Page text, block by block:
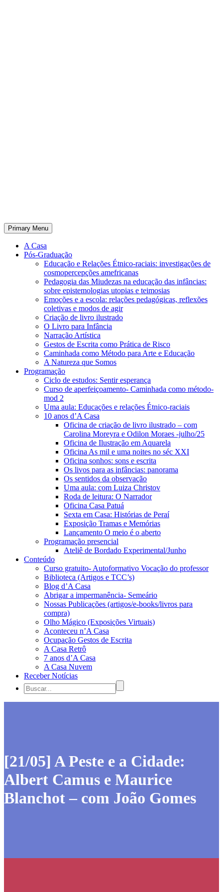
Primary Menu
A Casa
Pós-Graduação
Educação e Relações Étnico-raciais: investigações de
cosmopercepções amefricanas
Pedagogia das Miudezas na educação das infâncias:
sobre epistemologias utopias e teimosias
Emoções e a escola: relações pedagógicas, reflexões
coletivas e modos de agir
Criação de livro ilustrado
O Livro para Infância
Narração Artística
Gestos de Escrita como Prática de Risco
Caminhada como Método para Arte e Educação
A Natureza que Somos
Programação
Ciclo de estudos: Sentir esperança
Curso de aperfeiçoamento- Caminhada como método-
mod 2
Uma aula: Educações e relações Étnico-raciais
10 anos d’A Casa
Oficina de criação de livro ilustrado – com
Carolina Moreyra e Odilon Moraes -julho/25
Oficina de Ilustração em Aquarela
Oficina As mil e uma noites no séc XXI
Oficina sonhos: sons e escrita
Os livos para as infâncias: panorama
Os sentidos da observação
Uma aula: com Luiza Christov
Roda de leitura: O Narrador
Oficina Casa Patuá
Sexta em Casa: Histórias de Peraí
Exposição Tramas e Memórias
Lançamento O meio é o aberto
Programação presencial
Ateliê de Bordado Experimental/Junho
Conteúdo
Curso gratuito- Autoformativo Vocação do professor
Biblioteca (Artigos e TCC’s)
Blog d’A Casa
Abrigar a impermanência- Semeário
Nossas Publicações (artigos/e-books/livros para
compra)
Olho Mágico (Exposições Virtuais)
Aconteceu n’A Casa
Ocupação Gestos de Escrita
A Casa Retrô
7 anos d’A Casa
A Casa Nuvem
Receber Notícias
[21/05] A Peste e a Cidade:
Albert Camus e Maurice
Blanchot – com João Gomes